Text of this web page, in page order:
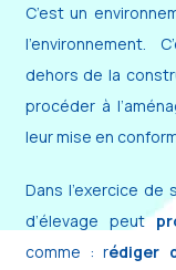
C’est un
l’environnement.
dehors de la
procéder à
leur mise en
Dans l’exercice
d’élevage peut
comme : rédiger